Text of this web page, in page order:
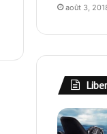
août 3,